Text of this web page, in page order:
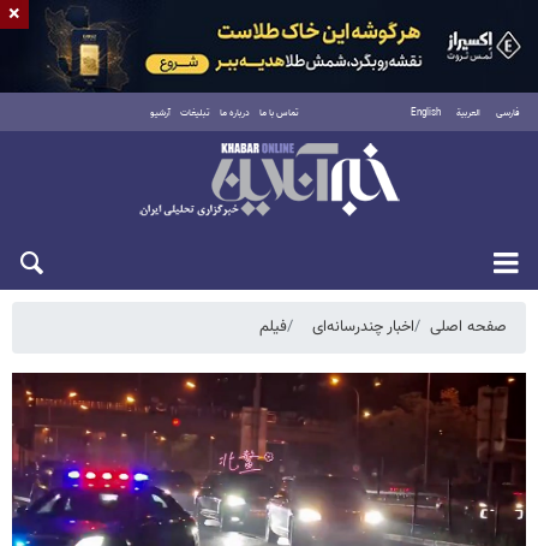
فارسی العربية English تماس با ما درباره ما تبلیغات آرشیو
شنبه ۱۷ مرداد ۱۴۰۵
صفحه اصلی اخبار چندرسانه‌ای فیلم
×